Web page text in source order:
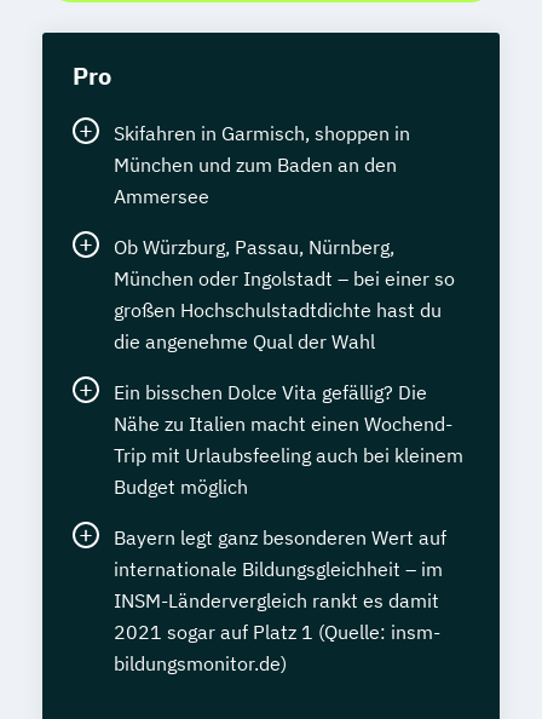
Pro
Skifahren in Garmisch, shoppen in
München und zum Baden an den
Ammersee
Ob Würzburg, Passau, Nürnberg,
München oder Ingolstadt – bei einer so
großen Hochschulstadtdichte hast du
die angenehme Qual der Wahl
Ein bisschen Dolce Vita gefällig? Die
Nähe zu Italien macht einen Wochend-
Trip mit Urlaubsfeeling auch bei kleinem
Budget möglich
Bayern legt ganz besonderen Wert auf
internationale Bildungsgleichheit – im
INSM-Ländervergleich rankt es damit
2021 sogar auf Platz 1 (Quelle: insm-
bildungsmonitor.de)